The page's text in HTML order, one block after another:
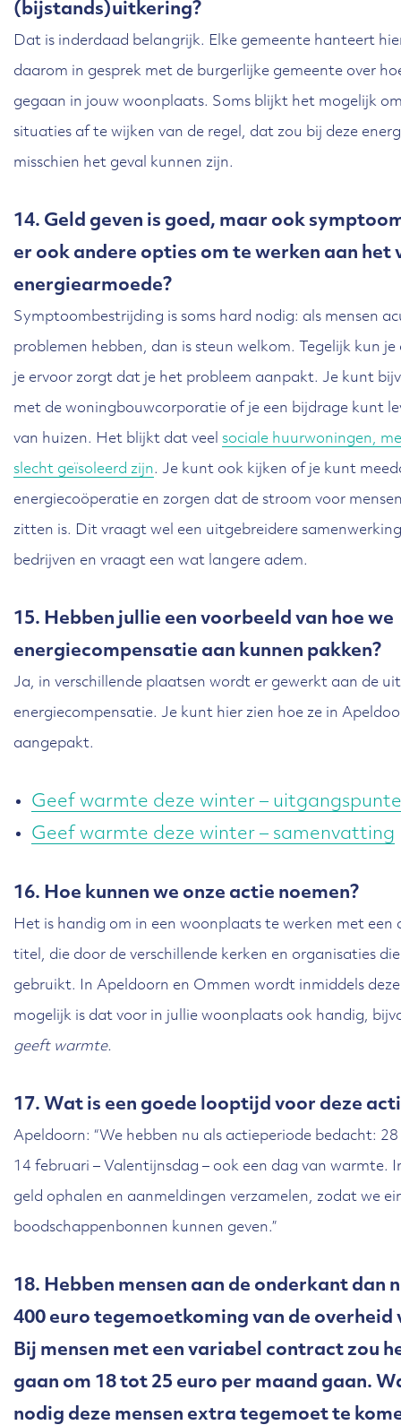
(bijstands)uitkering?
Dat is inderdaad belangrijk. Elke gemeente hanteert
daarom in gesprek met de burgerlijke gemeente over
gegaan in jouw woonplaats. Soms blijkt het mogelijk
situaties af te wijken van de regel, dat zou bij deze
misschien het geval kunnen zijn.
14. Geld geven is goed, maar ook
er ook andere opties om te werken aan het
energiearmoede?
Symptoombestrijding is soms hard nodig: als mensen
problemen hebben, dan is steun welkom. Tegelijk kun
je ervoor zorgt dat je het probleem aanpakt. Je kunt
met de woningbouwcorporatie of je een bijdrage kunt
van huizen. Het blijkt dat veel sociale huurwoningen,
slecht geïsoleerd zijn. Je kunt ook kijken of je kunt
energiecoöperatie en zorgen dat de stroom voor
zitten is. Dit vraagt wel een uitgebreidere
bedrijven en vraagt een wat langere adem.
15. Hebben jullie een voorbeeld van hoe we
energiecompensatie aan kunnen pakken?
Ja, in verschillende plaatsen wordt er gewerkt aan de
energiecompensatie. Je kunt hier zien hoe ze in
aangepakt.
Geef warmte deze winter –
Geef warmte deze winter – samenvatting
16. Hoe kunnen we onze actie noemen?
Het is handig om in een woonplaats te werken met een
titel, die door de verschillende kerken en organisaties
gebruikt. In Apeldoorn en Ommen wordt inmiddels
mogelijk is dat voor in jullie woonplaats ook handig,
geeft warmte.
17. Wat is een goede looptijd voor deze
Apeldoorn: “We hebben nu als actieperiode bedacht:
14 februari – Valentijnsdag – ook een dag van warmte.
geld ophalen en aanmeldingen verzamelen, zodat we
boodschappenbonnen kunnen geven.”
18. Hebben mensen aan de onderkant dan
400 euro tegemoetkoming van de overheid
Bij mensen met een variabel contract zou
gaan om 18 tot 25 euro per maand gaan.
nodig deze mensen extra tegemoet te